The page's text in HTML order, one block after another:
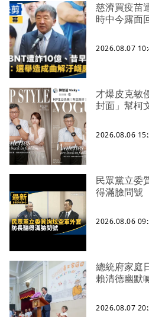
慈濟買疫苗
時中今露面
2026.08.07
才爆皮克敏
封面」幫柯
2026.08.06
民眾黨立委
得滿臉問號
2026.08.06
總統府家庭
賴清德幽默
2026.08.07